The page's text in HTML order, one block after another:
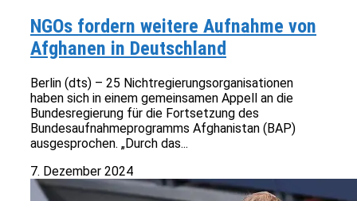
NGOs fordern weitere Aufnahme von
Afghanen in Deutschland
Berlin (dts) – 25 Nichtregierungsorganisationen
haben sich in einem gemeinsamen Appell an die
Bundesregierung für die Fortsetzung des
Bundesaufnahmeprogramms Afghanistan (BAP)
ausgesprochen. „Durch das...
7. Dezember 2024